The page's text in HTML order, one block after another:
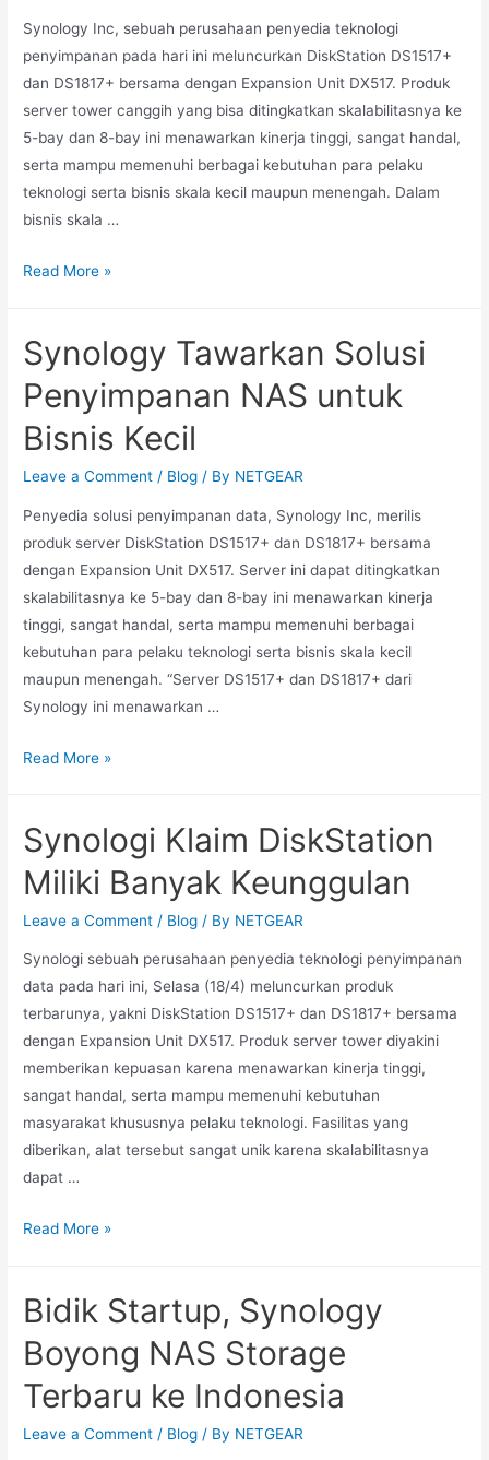
Synology Inc, sebuah perusahaan penyedia teknologi
penyimpanan pada hari ini meluncurkan DiskStation DS1517+
dan DS1817+ bersama dengan Expansion Unit DX517. Produk
server tower canggih yang bisa ditingkatkan skalabilitasnya ke
5-bay dan 8-bay ini menawarkan kinerja tinggi, sangat handal,
serta mampu memenuhi berbagai kebutuhan para pelaku
teknologi serta bisnis skala kecil maupun menengah. Dalam
bisnis skala …
Read More »
Synology Tawarkan Solusi
Penyimpanan NAS untuk
Bisnis Kecil
Leave a Comment / Blog / By NETGEAR
Penyedia solusi penyimpanan data, Synology Inc, merilis
produk server DiskStation DS1517+ dan DS1817+ bersama
dengan Expansion Unit DX517. Server ini dapat ditingkatkan
skalabilitasnya ke 5-bay dan 8-bay ini menawarkan kinerja
tinggi, sangat handal, serta mampu memenuhi berbagai
kebutuhan para pelaku teknologi serta bisnis skala kecil
maupun menengah. “Server DS1517+ dan DS1817+ dari
Synology ini menawarkan …
Read More »
Synologi Klaim DiskStation
Miliki Banyak Keunggulan
Leave a Comment / Blog / By NETGEAR
Synologi sebuah perusahaan penyedia teknologi penyimpanan
data pada hari ini, Selasa (18/4) meluncurkan produk
terbarunya, yakni DiskStation DS1517+ dan DS1817+ bersama
dengan Expansion Unit DX517. Produk server tower diyakini
memberikan kepuasan karena menawarkan kinerja tinggi,
sangat handal, serta mampu memenuhi kebutuhan
masyarakat khususnya pelaku teknologi. Fasilitas yang
diberikan, alat tersebut sangat unik karena skalabilitasnya
dapat …
Read More »
Bidik Startup, Synology
Boyong NAS Storage
Terbaru ke Indonesia
Leave a Comment / Blog / By NETGEAR